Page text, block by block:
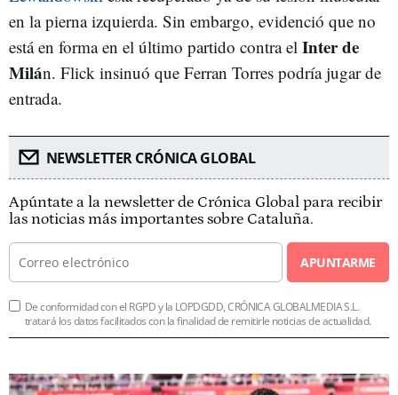
en la pierna izquierda. Sin embargo, evidenció que no
está en forma en el último partido contra el Inter de
Milán. Flick insinuó que Ferran Torres podría jugar de
entrada.
NEWSLETTER CRÓNICA GLOBAL
Apúntate a la newsletter de Crónica Global para recibir
las noticias más importantes sobre Cataluña.
APUNTARME
De conformidad con el RGPD y la LOPDGDD, CRÓNICA GLOBALMEDIA S.L.
tratará los datos facilitados con la finalidad de remitirle noticias de actualidad.